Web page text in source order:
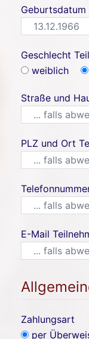
Geburtsdatum
Geschlecht
weiblich
Straße und
PLZ und Ort
E-Mail
Zahlungsart
per